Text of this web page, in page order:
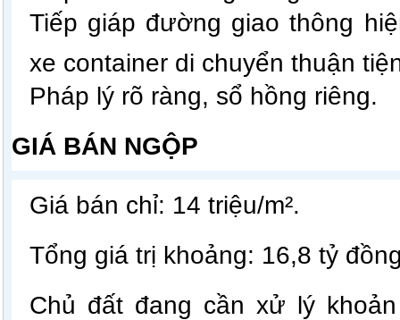
Tiếp giáp đường giao thông
xe container di chuyển thuận
Pháp lý rõ ràng, sổ hồng riêng.
GIÁ BÁN NGỘP
Giá bán chỉ: 14 triệu/m².
Tổng giá trị khoảng: 16,8 tỷ
Chủ đất đang cần xử lý